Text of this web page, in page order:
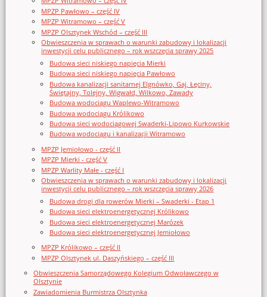
MPZP Pawłowo – część IV
MPZP Witramowo – część V
MPZP Olsztynek Wschód – część III
Obwieszczenia w sprawach o warunki zabudowy i lokalizacji
inwestycji celu publicznego – rok wszczęcia sprawy 2025
Budowa sieci niskiego napięcia Mierki
Budowa sieci niskiego napięcia Pawłowo
Budowa kanalizacji sanitarnej Elgnówko, Gaj, Łęciny,
Świętajny, Tolejny, Wigwałd, Wilkowo, Zawady
Budowa wodociągu Waplewo-Witramowo
Budowa wodociągu Królikowo
Budowa sieci wodociągowej Swaderki-Lipowo Kurkowskie
Budowa wodociągu i kanalizacji Witramowo
MPZP Jemiołowo - część II
MPZP Mierki - część V
MPZP Warlity Małe - część I
Obwieszczenia w sprawach o warunki zabudowy i lokalizacji
inwestycji celu publicznego – rok wszczęcia sprawy 2026
Budowa drogi dla rowerów Mierki – Swaderki - Etap 1
Budowa sieci elektroenergetycznej Królikowo
Budowa sieci elektroenergetycznej Marózek
Budowa sieci elektroenergetycznej Jemiołowo
MPZP Królikowo – część II
MPZP Olsztynek ul. Daszyńskiego – część III
Obwieszczenia Samorządowego Kolegium Odwoławczego w
Olsztynie
Zawiadomienia Burmistrza Olsztynka